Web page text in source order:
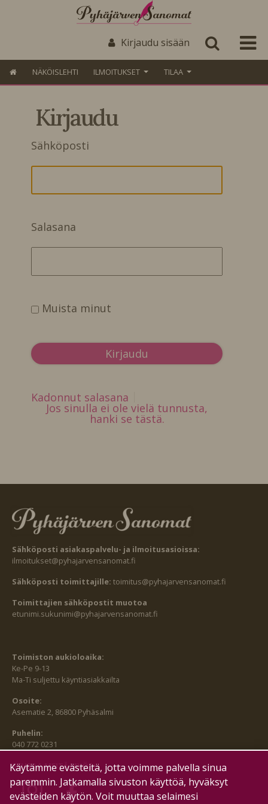
Kirjaudu sisään
NÄKÖISLEHTI ILMOITUKSET TILAA
Kirjaudu
Sähköposti
Salasana
Muista minut
Kadonnut salasana
Jos sinulla ei ole vielä tunnusta,
hanki se tästä.
Sähköposti asiakaspalvelu- ja ilmoitusasioissa:
ilmoitukset@pyhajarvensanomat.fi
Sähköposti toimittajille: toimitus@pyhajarvensanomat.fi
Toimittajien sähköpostit muotoa
etunimi.sukunimi@pyhajarvensanomat.fi
Toimiston aukioloaika:
Ke-Pe 9-13
Ma-Ti suljettu käyntiasiakkailta
Osoite:
Asematie 2, 86800 Pyhäsalmi
Puhelin:
040 772 0231
SEURAA MEITÄ MYÖS:
Käytämme evästeitä, jotta voimme palvella sinua
paremmin. Jatkamalla sivuston käyttöä, hyväksyt
evästeiden käytön. Voit muuttaa selaimesi